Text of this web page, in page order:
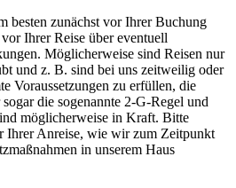
besten zunächst vor Ihrer Buchung
Ihrer Reise über eventuell
Möglicherweise sind Reisen nur
und z. B. sind bei uns zeitweilig oder
Voraussetzungen zu erfüllen, die
die sogenannte 2-G-Regel und
möglicherweise in Kraft. Bitte
Ihrer Anreise, wie wir zum Zeitpunkt
in unserem Haus